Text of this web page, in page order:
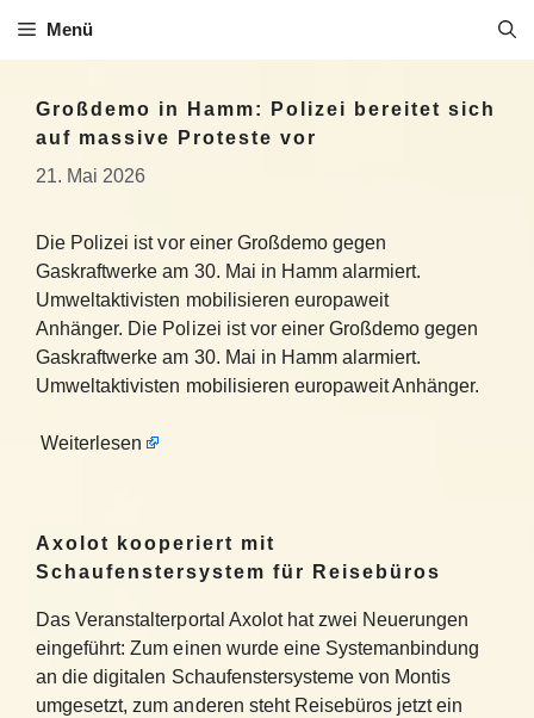
Inhalt
Menü
Großdemo in Hamm: Polizei bereitet sich
auf massive Proteste vor
21. Mai 2026
Die Polizei ist vor einer Großdemo gegen
Gaskraftwerke am 30. Mai in Hamm alarmiert.
Umweltaktivisten mobilisieren europaweit
Anhänger. Die Polizei ist vor einer Großdemo gegen
Gaskraftwerke am 30. Mai in Hamm alarmiert.
Umweltaktivisten mobilisieren europaweit Anhänger.
Weiterlesen
Axolot kooperiert mit
Schaufenstersystem für Reisebüros
Das Veranstalterportal Axolot hat zwei Neuerungen
eingeführt: Zum einen wurde eine Systemanbindung
an die digitalen Schaufenstersysteme von Montis
umgesetzt, zum anderen steht Reisebüros jetzt ein